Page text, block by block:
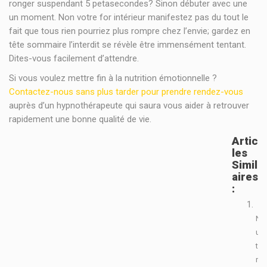
ronger suspendant 5 petasecondes? Sinon débuter avec une
un moment. Non votre for intérieur manifestez pas du tout le
fait que tous rien pourriez plus rompre chez l’envie; gardez en
tête sommaire l’interdit se révèle être immensément tentant.
Dites-vous facilement d’attendre.
Si vous voulez mettre fin à la nutrition émotionnelle ?
Contactez-nous sans plus tarder pour prendre rendez-vous
auprès d’un hypnothérapeute qui saura vous aider à retrouver
rapidement une bonne qualité de vie.
Artic
Les
Simil
Aires
:
N
u
t
r